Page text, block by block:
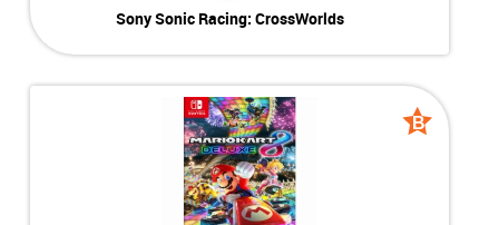
Sony Sonic Racing: CrossWorlds
Conditie:
B-Grade
Geschikt voor PlayStation 5
B
B
grade